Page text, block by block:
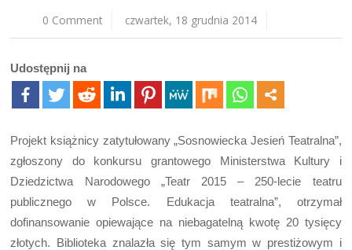
0 Comment czwartek, 18 grudnia 2014
Udostępnij na
Projekt książnicy zatytułowany „Sosnowiecka Jesień Teatralna”,
zgłoszony do konkursu grantowego Ministerstwa Kultury i
Dziedzictwa Narodowego „Teatr 2015 – 250-lecie teatru
publicznego w Polsce. Edukacja teatralna”, otrzymał
dofinansowanie opiewające na niebagatelną kwotę 20 tysięcy
złotych. Biblioteka znalazła się tym samym w prestiżowym i